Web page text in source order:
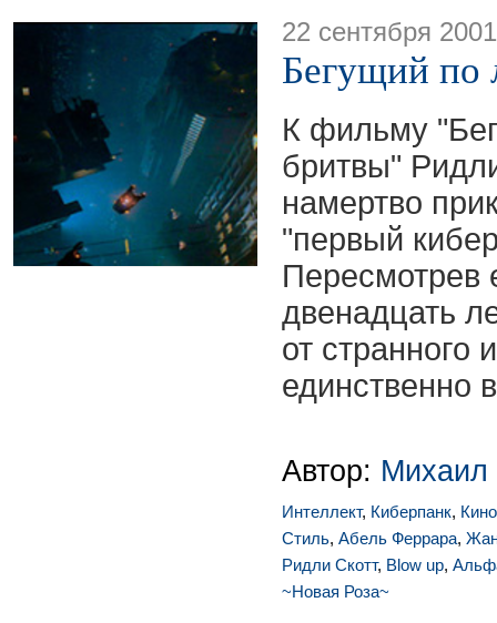
22 сентября 2001
Бегущий по
К фильму
бритвы"
намертво
"первый
Пересмотрев
двенадцать
от странного
единственно
Автор: Михаил
Интеллект, Киберпанк, Кино
Стиль, Абель Феррара,
Ридли Скотт, Blow up,
~Новая Роза~